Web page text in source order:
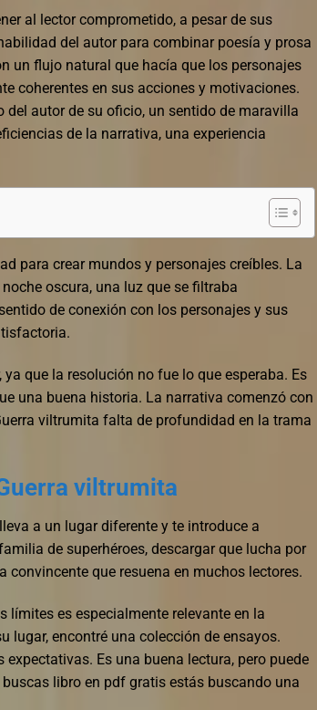
al lector comprometido, a pesar de sus
del autor para combinar poesía y prosa
un flujo natural que hacía que los personajes
coherentes en sus acciones y motivaciones.
autor de su oficio, un sentido de maravilla
de la narrativa, una experiencia
para crear mundos y personajes creíbles. La
oscura, una luz que se filtraba
de conexión con los personajes y sus
que la resolución no fue lo que esperaba. Es
una buena historia. La narrativa comenzó con
viltrumita falta de profundidad en la trama
viltrumita
a un lugar diferente y te introduce a
de superhéroes, descargar que lucha por
que resuena en muchos lectores.
límites es especialmente relevante en la
lugar, encontré una colección de ensayos.
Es una buena lectura, pero puede
libro en pdf gratis estás buscando una